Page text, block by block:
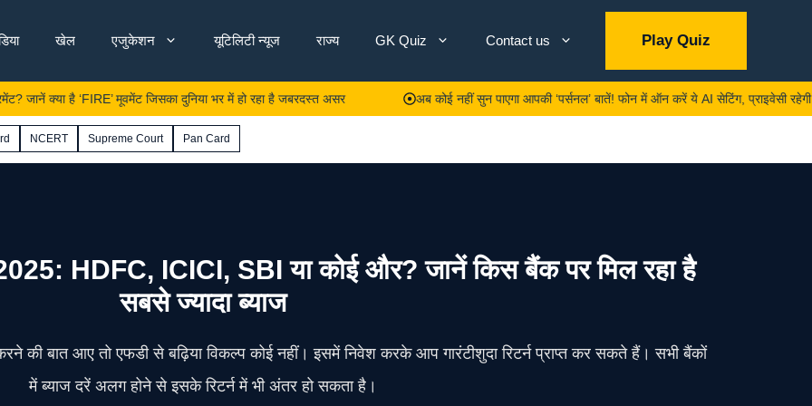
खेल एजुकेशन यूटिलिटी न्यूज राज्य GK Quiz Contact us Play Quiz
है ‘FIRE’ मूवमेंट जिसका दुनिया भर में हो रहा है जबरदस्त असर अब कोई नहीं सुन पाएगा आपकी ‘पर्सनल’ बातें! फोन में ऑन करें ये AI सेटिंग, प्राइवेसी रहेगी 100%
NCERT Supreme Court Pan Card
HDFC, ICICI, SBI या कोई और? जानें किस बैंक पर मिल रहा है
सबसे ज्यादा ब्याज
की बात आए तो एफडी से बढ़िया विकल्प कोई नहीं। इसमें निवेश करके आप गारंटीशुदा रिटर्न प्राप्त कर सकते हैं। सभी बैंकों
में ब्याज दरें अलग होने से इसके रिटर्न में भी अंतर हो सकता है।